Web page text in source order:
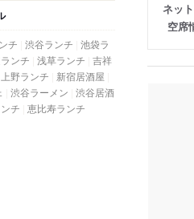
チ 渋谷ランチ 池袋ラ
ンチ 浅草ランチ 吉祥
上野ランチ
新宿居酒屋
渋谷ラーメン 渋谷居酒
チ 恵比寿ランチ
ネッ
空席